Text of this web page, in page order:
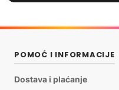
POMOĆ I INFORMACIJE
Dostava i plaćanje